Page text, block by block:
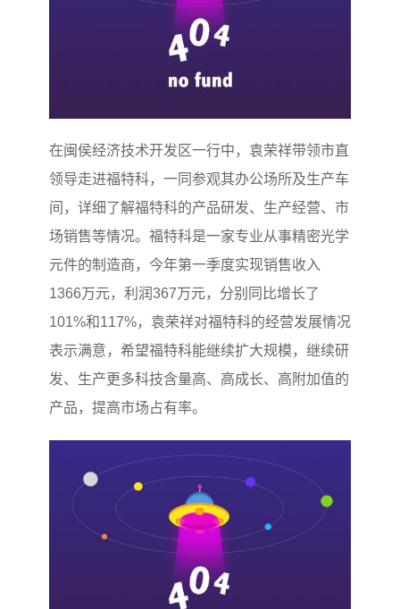
在闽侯经济技术开发区一行中，袁荣祥带领市直
领导走进福特科，一同参观其办公场所及生产车
间，详细了解福特科的产品研发、生产经营、市
场销售等情况。福特科是一家专业从事精密光学
元件的制造商，今年第一季度实现销售收入
1366万元，利润367万元，分别同比增长了
101%和117%，袁荣祥对福特科的经营发展情况
表示满意，希望福特科能继续扩大规模，继续研
发、生产更多科技含量高、高成长、高附加值的
产品，提高市场占有率。